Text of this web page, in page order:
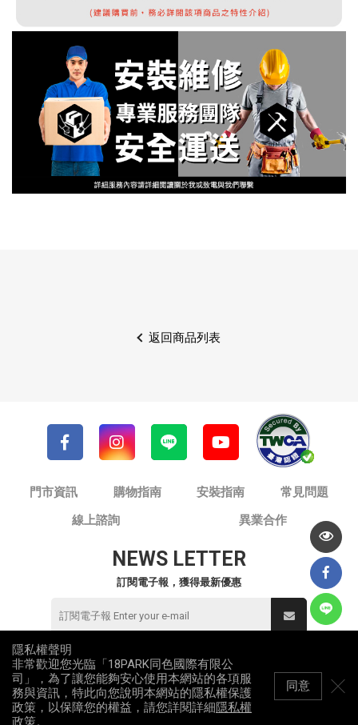
返回商品列表
門市資訊 購物指南 安裝指南
常見問題
線上諮詢
異業合作
NEWS LETTER
訂閱電子報，獲得最新優惠
© 同色國際有限公司 / 18PARK流行燈飾傢飾
統一編號：82953912
All Rights Reserved
隱私權聲明
非常歡迎您光臨「18PARK同色國際有限公
司」，為了讓您能夠安心使用本網站的各項服
務與資訊，特此向您說明本網站的隱私權保護
政策，以保障您的權益，請您詳閱詳細隱私權
政策。
同意